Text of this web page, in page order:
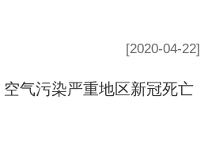
[2020-04-22]
空气污染严重地区新冠死亡